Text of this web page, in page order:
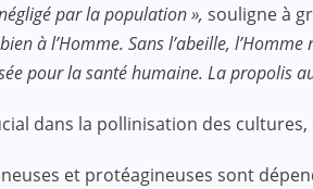
par la population », souligne à
à l’Homme. Sans l’abeille,
pour la santé humaine. La propolis
dans la pollinisation des
et protéagineuses sont